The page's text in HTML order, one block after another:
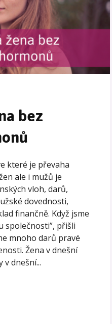
bez
které je převaha
ale i mužů je
vloh, darů,
dovednosti,
finančně. Když jsme
společnosti”, přišli
mnoho darů pravé
Žena v dnešní
dnešní...